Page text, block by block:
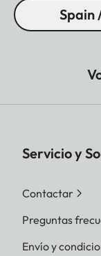
Spain
Servicio y
Contactar
Preguntas
Envío y